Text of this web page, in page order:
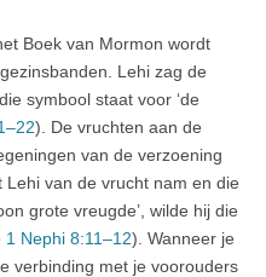
Boek van Mormon wordt
Lehi zag de
symbool staat voor ‘de
). De vruchten aan de
van de verzoening
van de vrucht nam en die
grote vreugde’, wilde hij die
1 Nephi 8:11–12). Wanneer je
verbinding met je voorouders